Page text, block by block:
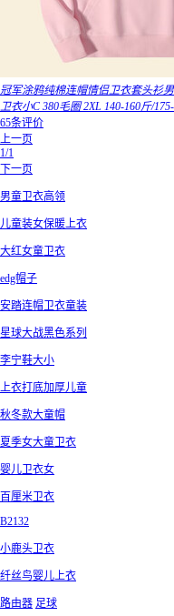
冠军涂鸦纯棉连帽情侣卫衣套头衫
卫衣小C 380毛圈 2XL 140-160斤/
65条评价
上一页
1/1
下一页
男童卫衣高领
儿童装女保暖上衣
大红女童卫衣
edg帽子
安踏连帽卫衣童装
星球大战黑色系列
李宁鞋大小
上衣打底加厚儿童
秋冬款大童帽
夏季女大童卫衣
婴儿卫衣女
百厘米卫衣
B2132
小鹿头卫衣
纤丝鸟婴儿上衣
路由器 足球